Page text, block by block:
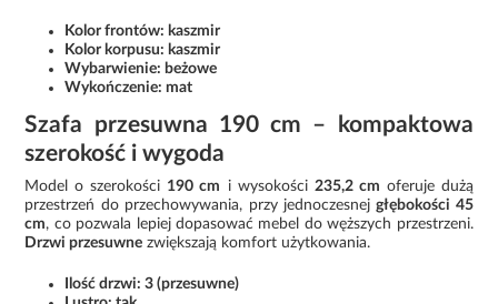
Kolor frontów: kaszmir
Kolor korpusu: kaszmir
Wybarwienie: beżowe
Wykończenie: mat
Szafa przesuwna 190 cm – kompaktowa
szerokość i wygoda
Model o szerokości 190 cm i wysokości 235,2 cm oferuje dużą
przestrzeń do przechowywania, przy jednoczesnejgłębokości 45
cm, co pozwala lepiej dopasować mebel do węższych przestrzeni.
Drzwi przesuwne zwiększają komfort użytkowania.
Ilość drzwi: 3 (przesuwne)